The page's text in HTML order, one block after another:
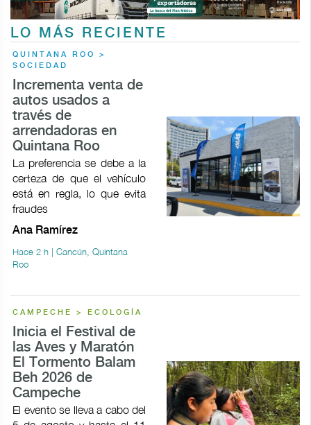
LO MÁS RECIENTE
QUINTANA ROO >
SOCIEDAD
Incrementa venta de
autos usados a
través de
arrendadoras en
Quintana Roo
La preferencia se debe a la
certeza de que el vehículo
está en regla, lo que evita
fraudes
Ana Ramírez
Hace 2 h | Cancún, Quintana
Roo
CAMPECHE > ECOLOGÍA
Inicia el Festival de
las Aves y Maratón
El Tormento Balam
Beh 2026 de
Campeche
El evento se lleva a cabo del